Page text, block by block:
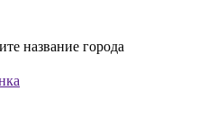
название города